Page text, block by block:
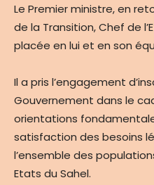
Le Premier ministre, en
de la Transition, Chef de
placée en lui et en son
Il a pris l’engagement
Gouvernement dans le
orientations
satisfaction des besoins
l’ensemble des
Etats du Sahel.